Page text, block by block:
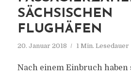
SÄCHSISCHEN
FLUGHÄFEN
20. Januar 2018 1 Min. Lesedauer
Nach einem Einbruch haben